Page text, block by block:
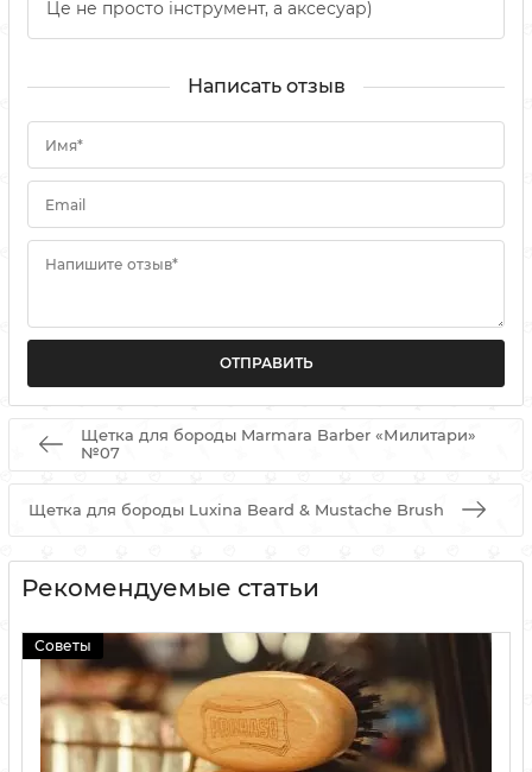
Це не просто інструмент, а аксесуар)
Написать отзыв
Имя*
Email
Напишите отзыв*
Щетка для бороды Marmara Barber «Милитари»
№07
Щетка для бороды Luxina Beard & Mustache Brush
Рекомендуемые статьи
Советы